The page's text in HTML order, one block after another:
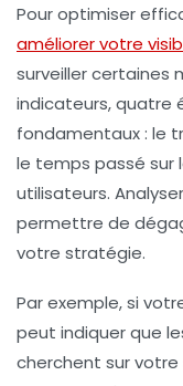
Pour optimiser
améliorer votre
surveiller certaines
indicateurs, quatre
fondamentaux : le
le temps passé sur
utilisateurs.
permettre de
votre stratégie.
Par exemple, si
peut indiquer que
cherchent sur votre